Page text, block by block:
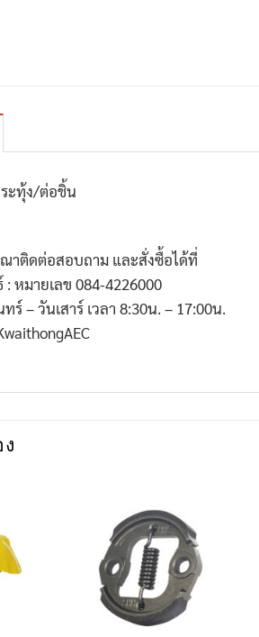
ะทุ้ง/ต่อชิ้น
าติดต่อสอบถาม และสั่งซื้อได้ที่
หมายเลข 084-4226000
ร์ – วันเสาร์ เวลา 8:30น. – 17:00น.